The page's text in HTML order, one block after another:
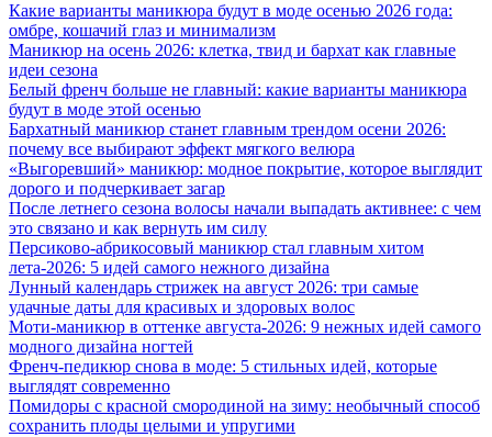
Какие варианты маникюра будут в моде осенью 2026 года:
омбре, кошачий глаз и минимализм
Маникюр на осень 2026: клетка, твид и бархат как главные
идеи сезона
Белый френч больше не главный: какие варианты маникюра
будут в моде этой осенью
Бархатный маникюр станет главным трендом осени 2026:
почему все выбирают эффект мягкого велюра
«Выгоревший» маникюр: модное покрытие, которое выглядит
дорого и подчеркивает загар
После летнего сезона волосы начали выпадать активнее: с чем
это связано и как вернуть им силу
Персиково-абрикосовый маникюр стал главным хитом
лета-2026: 5 идей самого нежного дизайна
Лунный календарь стрижек на август 2026: три самые
удачные даты для красивых и здоровых волос
Моти-маникюр в оттенке августа-2026: 9 нежных идей самого
модного дизайна ногтей
Френч-педикюр снова в моде: 5 стильных идей, которые
выглядят современно
Помидоры с красной смородиной на зиму: необычный способ
сохранить плоды целыми и упругими